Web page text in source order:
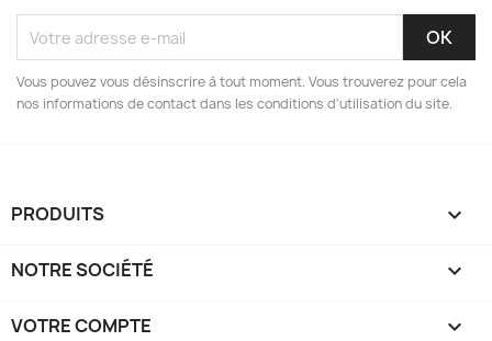
Vous pouvez vous désinscrire à tout moment. Vous trouverez pour cela
nos informations de contact dans les conditions d'utilisation du site.
PRODUITS 
NOTRE SOCIÉTÉ 
VOTRE COMPTE 